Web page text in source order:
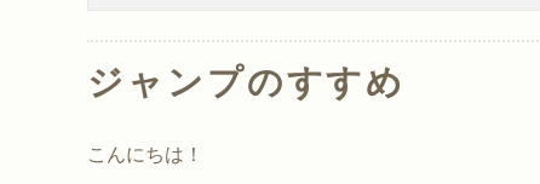
ジャンプのすすめ
こんにちは！